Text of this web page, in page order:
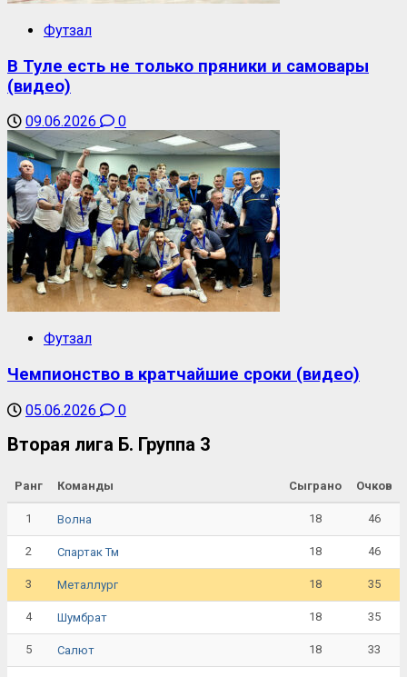
Футзал
В Туле есть не только пряники и самовары
(видео)
09.06.2026 0
Футзал
Чемпионство в кратчайшие сроки (видео)
05.06.2026 0
Вторая лига Б. Группа 3
Ранг Команды Сыграно Очков
1 Волна 18 46
2 Спартак Тм 18 46
3 Металлург 18 35
4 Шумбрат 18 35
5 Салют 18 33